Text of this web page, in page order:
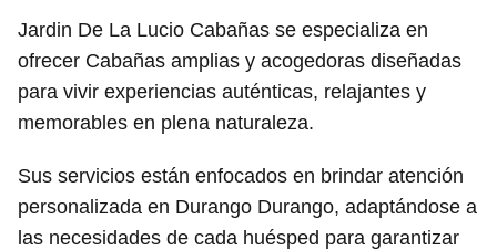
Jardin De La Lucio Cabañas se especializa en
ofrecer Cabañas amplias y acogedoras diseñadas
para vivir experiencias auténticas, relajantes y
memorables en plena naturaleza.
Sus servicios están enfocados en brindar atención
personalizada en Durango Durango, adaptándose a
las necesidades de cada huésped para garantizar